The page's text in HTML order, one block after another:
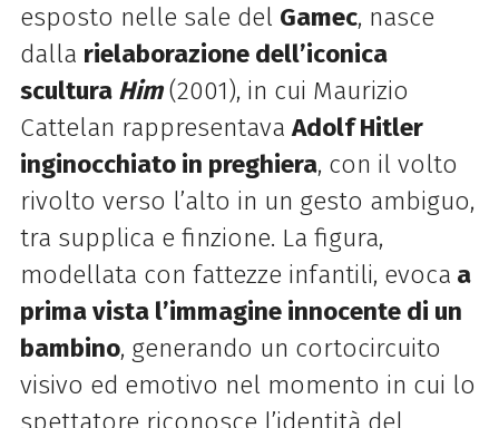
esposto nelle sale del Gamec, nasce
dalla rielaborazione dell’iconica
scultura Him (2001), in cui Maurizio
Cattelan rappresentavaAdolf Hitler
inginocchiato in preghiera, con il volto
rivolto verso l’alto in un gesto ambiguo,
tra supplica e finzione. La figura,
modellata con fattezze infantili, evoca a
prima vista l’immagine innocente di un
bambino, generando un cortocircuito
visivo ed emotivo nel momento in cui lo
spettatore riconosce l’identità del